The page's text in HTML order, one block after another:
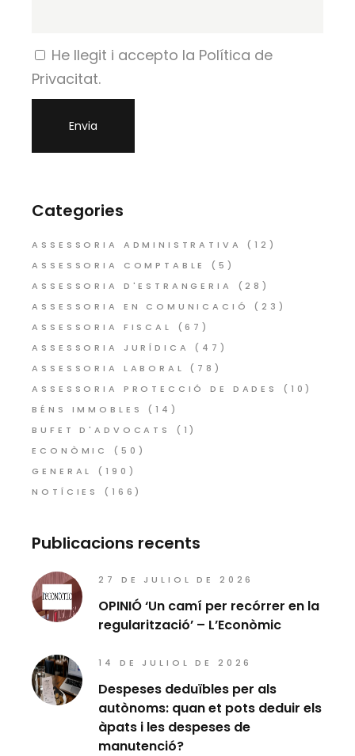
He llegit i accepto la Política de
Privacitat.
Categories
ASSESSORIA ADMINISTRATIVA
(12)
ASSESSORIA COMPTABLE
(5)
ASSESSORIA D'ESTRANGERIA
(28)
ASSESSORIA EN COMUNICACIÓ
(23)
ASSESSORIA FISCAL
(67)
ASSESSORIA JURÍDICA
(47)
ASSESSORIA LABORAL
(78)
ASSESSORIA PROTECCIÓ DE DADES
(10)
BÉNS IMMOBLES
(14)
BUFET D'ADVOCATS
(1)
ECONÒMIC
(50)
GENERAL
(190)
NOTÍCIES
(166)
Publicacions recents
27 DE JULIOL DE 2026
OPINIÓ ‘Un camí per recórrer en la
regularització’ – L’Econòmic
14 DE JULIOL DE 2026
Despeses deduïbles per als
autònoms: quan et pots deduir els
àpats i les despeses de
manutenció?